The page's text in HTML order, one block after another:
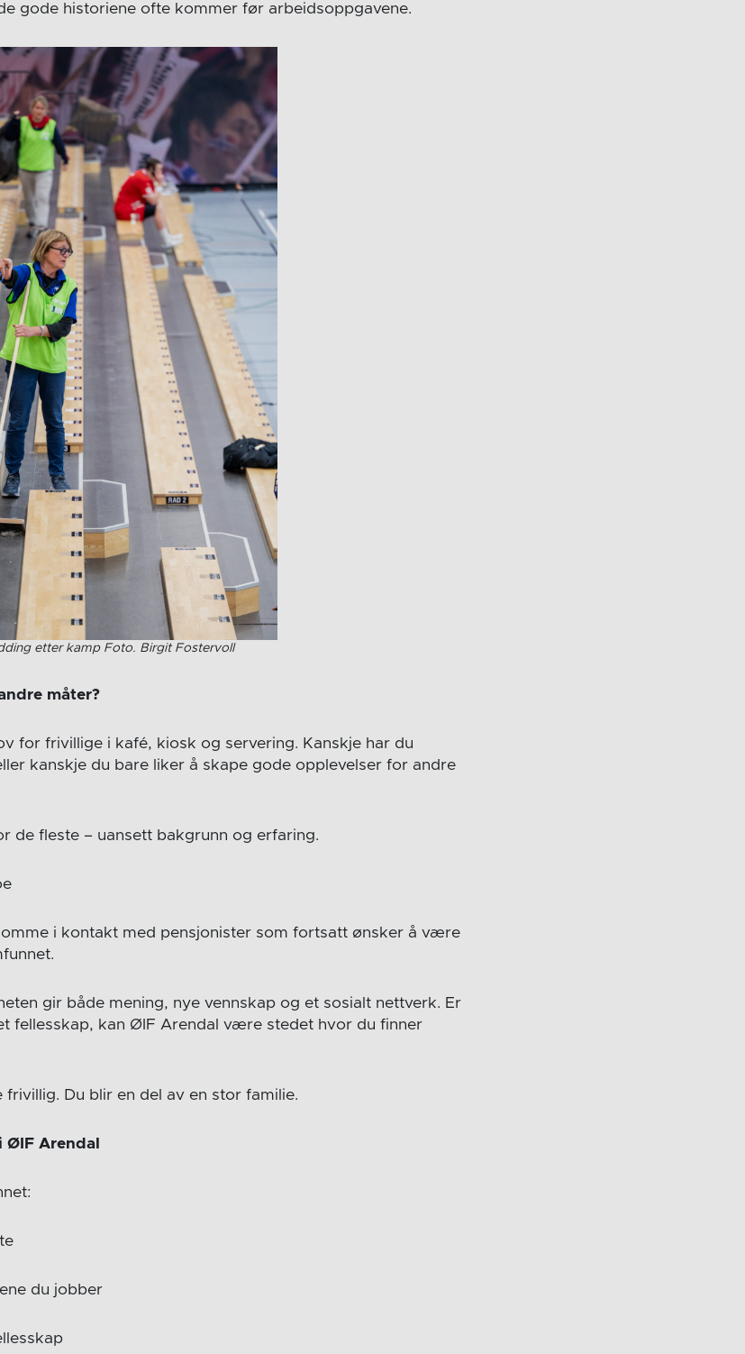
gode historiene ofte kommer før arbeidsoppgavene.
etter kamp Foto. Birgit Fostervoll
måter?
for frivillige i kafé, kiosk og servering. Kanskje har du
kanskje du bare liker å skape gode opplevelser for andre
de fleste – uansett bakgrunn og erfaring.
i kontakt med pensjonister som fortsatt ønsker å være
gir både mening, nye vennskap og et sosialt nettverk. Er
fellesskap, kan ØIF Arendal være stedet hvor du finner
Du blir en del av en stor familie.
Arendal
du jobber